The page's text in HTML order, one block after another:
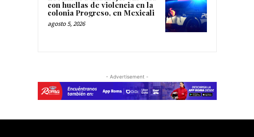
con huellas de violencia en la
colonia Progreso, en Mexicali
agosto 5, 2026
- Advertisement -